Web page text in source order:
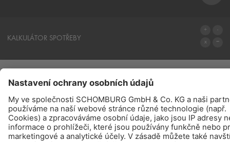
KALKULÁTOR SPOTŘEBY
NA KALKULÁTOR SPOTŘEBY
NAJDETE – KOUPIT - INFO